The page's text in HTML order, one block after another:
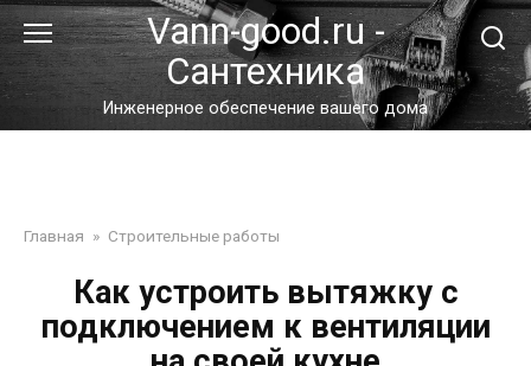
Перейти
к
контенту
Vann-good.ru -
Сантехника
Инженерное обеспечение вашего дома
Главная » Строительные работы
Как устроить вытяжку с
подключением к вентиляции